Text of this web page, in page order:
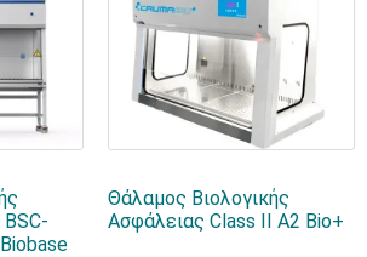
Θάλαμος Βιολογικής
Ασφάλειας Class II A2 Bio+